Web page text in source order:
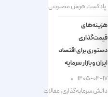
پادکست هوش مصنوعی
هزینه‌های
قیمت‌گذاری
دستوری برای اقتصاد
ایران و بازار سرمایه
۱۴۰۵-۰۴-۱۷
دانش سرمایه‌گذاری, مقالات